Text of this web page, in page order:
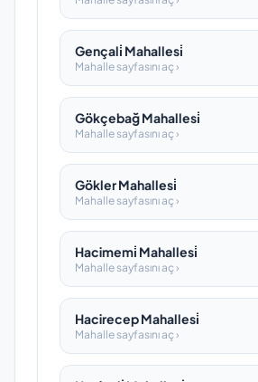
Gençali̇ Mahallesi̇
Mahalle sayfasını aç ›
Gökçebağ Mahallesi̇
Mahalle sayfasını aç ›
Gökler Mahallesi̇
Mahalle sayfasını aç ›
Hacimemi̇ Mahallesi̇
Mahalle sayfasını aç ›
Hacirecep Mahallesi̇
Mahalle sayfasını aç ›